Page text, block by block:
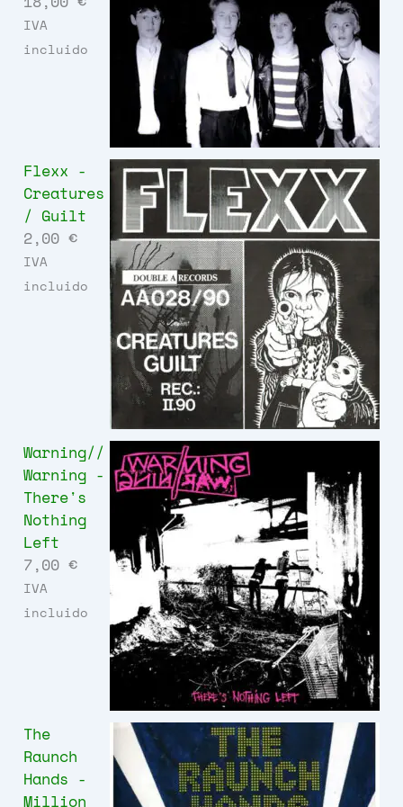
IVA
incluido
Flexx -
Creatures
/ Guilt
2,00€
IVA
incluido
Warning//
Warning -
There's
Nothing
Left
7,00€
IVA
incluido
The
Raunch
Hands -
Million